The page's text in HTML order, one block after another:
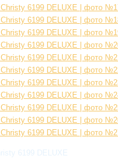
6199 DELUXE